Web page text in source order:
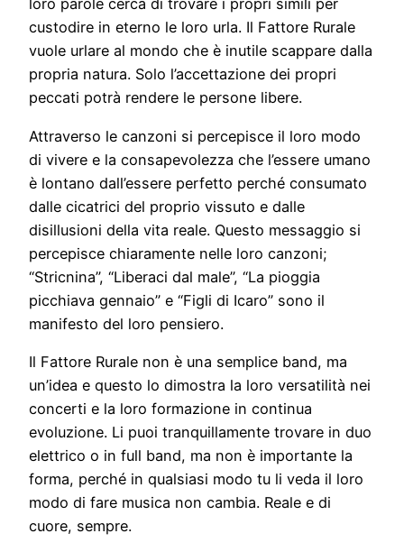
loro parole cerca di trovare i propri simili per
custodire in eterno le loro urla. Il Fattore Rurale
vuole urlare al mondo che è inutile scappare dalla
propria natura. Solo l’accettazione dei propri
peccati potrà rendere le persone libere.
Attraverso le canzoni si percepisce il loro modo
di vivere e la consapevolezza che l’essere umano
è lontano dall’essere perfetto perché consumato
dalle cicatrici del proprio vissuto e dalle
disillusioni della vita reale. Questo messaggio si
percepisce chiaramente nelle loro canzoni;
“Stricnina”, “Liberaci dal male”, “La pioggia
picchiava gennaio” e “Figli di Icaro” sono il
manifesto del loro pensiero.
Il Fattore Rurale non è una semplice band, ma
un’idea e questo lo dimostra la loro versatilità nei
concerti e la loro formazione in continua
evoluzione. Li puoi tranquillamente trovare in duo
elettrico o in full band, ma non è importante la
forma, perché in qualsiasi modo tu li veda il loro
modo di fare musica non cambia. Reale e di
cuore, sempre.